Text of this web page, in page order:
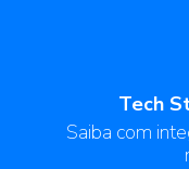
Tech
Saiba com